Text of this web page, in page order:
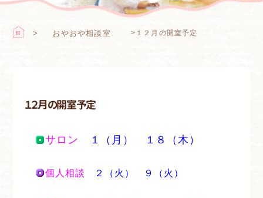
おやおや相談室 > １２月の開室予定
１２月の開室予定
サロン １（月） １８（木）
個人相談 ２（火） ９（火）